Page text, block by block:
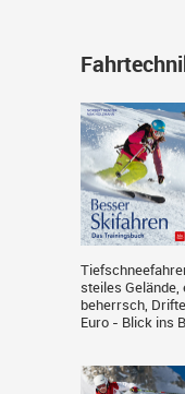
steiles Gelände,
beherrsch,
Euro - Blick ins